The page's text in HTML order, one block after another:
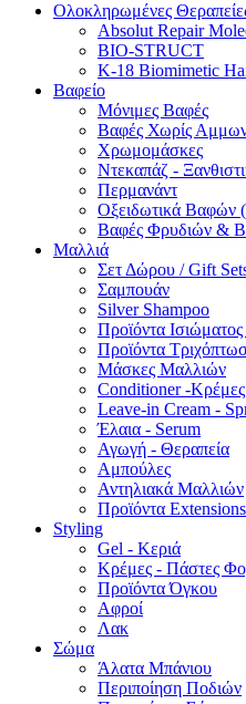
Ολοκληρωμένες
Absolut Repair
BIO-STRUCT
K-18 Biomimetic
Βαφείο
Μόνιμες Βαφές
Βαφές Χωρίς
Χρωμομάσκες
Ντεκαπάζ -
Περμανάντ
Οξειδωτικά Βαφών
Βαφές Φρυδιών &
Μαλλιά
Σετ Δώρου / Gift
Σαμπουάν
Silver Shampoo
Προϊόντα
Προϊόντα
Μάσκες Μαλλιών
Conditioner -
Leave-in Cream -
Έλαια - Serum
Αγωγή - Θεραπεία
Αμπούλες
Αντηλιακά Μαλλιών
Προϊόντα Extensions
Styling
Gel - Κεριά
Κρέμες - Πάστες
Προϊόντα Όγκου
Αφροί
Λακ
Σώμα
Άλατα Μπάνιου
Περιποίηση Ποδιών